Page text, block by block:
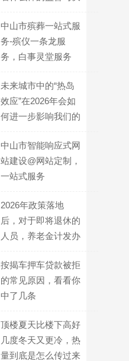
中山市殡葬一站式服
务-殡仪一条龙服
务，白事灵堂服务
未来城市中的“热岛
效应”在2026年会如
何进一步影响我们的
中山市智能响应式网
站建设@网站定制，
一站式服务
2026年政策落地
后，对于即将退休的
人员，养老金计发办
按揭车押车贷款被拒
的常见原因，看看你
中了几条
顶楼夏天比楼下高好
几度冬天又更冷，热
量到底是怎么传过来